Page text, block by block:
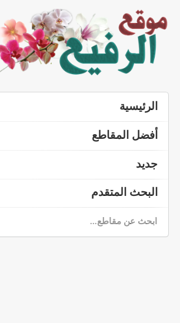
الرئيسية
أفضل المقاطع
جديد
البحث المتقدم